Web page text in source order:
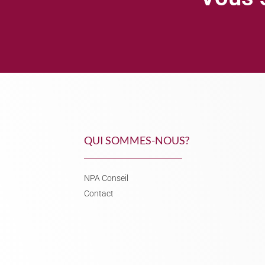
QUI SOMMES-NOUS?
NPA Conseil
Contact